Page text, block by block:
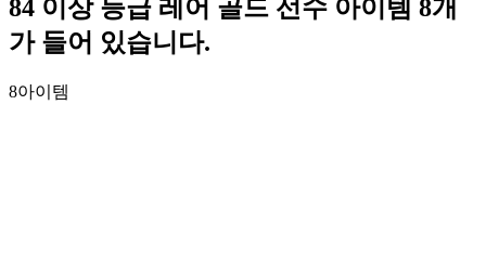
84 이상 등급 레어 골드 선수 아이템 8개
가 들어 있습니다.
8아이템